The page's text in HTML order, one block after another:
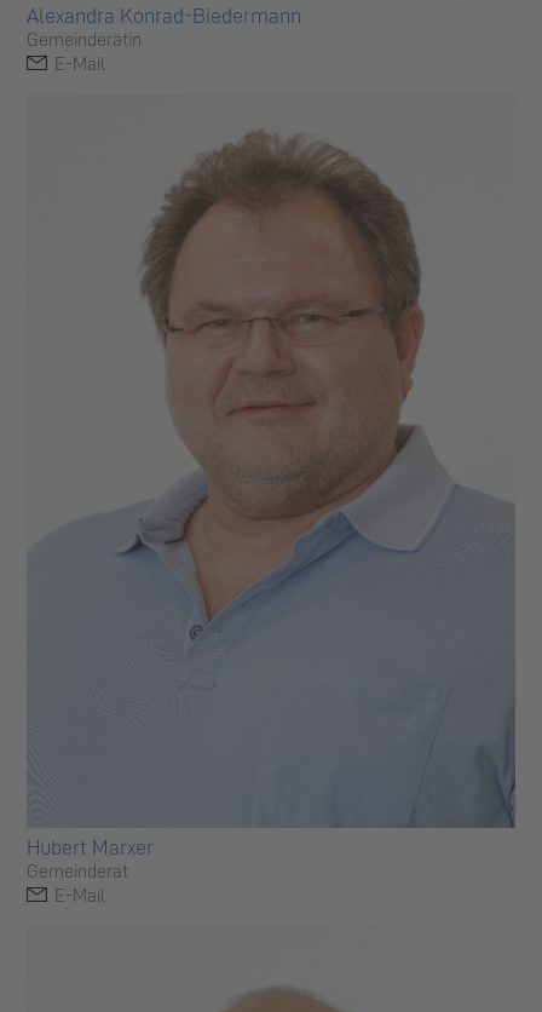
Alexandra Konrad-Biedermann
Gemeinderätin
E-Mail
Hubert Marxer
Gemeinderat
E-Mail